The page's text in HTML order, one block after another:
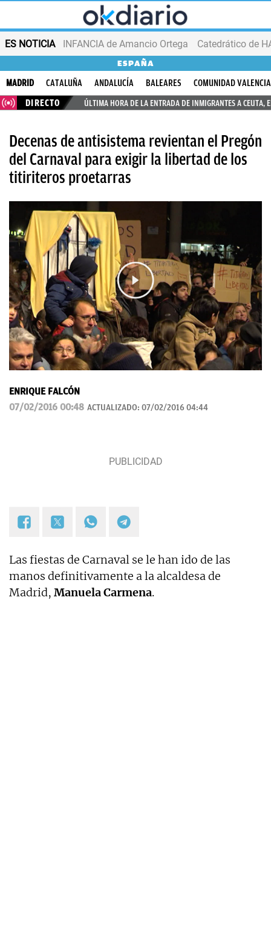
ES NOTICIA INFANCIA de Amancio Ortega
ESPAÑA
MADRID CATALUÑA ANDALUCÍA BALEARES
COMUNIDAD
DIRECTO
ÚLTIMA HORA DE LA ENTRADA DE INMIGRANTES A CEUTA,
Decenas de antisistema revientan el Pregón
del Carnaval para exigir la libertad de los
titiriteros proetarras
ENRIQUE FALCÓN
07/02/2016 00:48 ACTUALIZADO: 07/02/2016 04:44
Las fiestas de Carnaval se le han ido de las
manos definitivamente a la alcaldesa de
Madrid, Manuela Carmena.